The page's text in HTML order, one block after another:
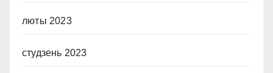
люты 2023
студзень 2023